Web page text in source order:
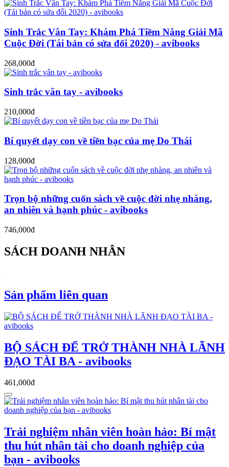
Sinh Trắc Vân Tay: Khám Phá Tiềm Năng Giải Mã
Cuộc Đời (Tái bản có sửa đổi 2020) - avibooks
268,000đ
Sinh trắc vân tay - avibooks
210,000đ
Bí quyết dạy con về tiền bạc của mẹ Do Thái
128,000đ
Trọn bộ những cuốn sách về cuộc đời nhẹ nhàng,
an nhiên và hạnh phúc - avibooks
746,000đ
SÁCH DOANH NHÂN
Sản phẩm liên quan
BỘ SÁCH ĐỂ TRỞ THÀNH NHÀ LÃNH
ĐẠO TÀI BA - avibooks
461,000đ
Trải nghiệm nhân viên hoàn hảo: Bí mật
thu hút nhân tài cho doanh nghiệp của
bạn - avibooks